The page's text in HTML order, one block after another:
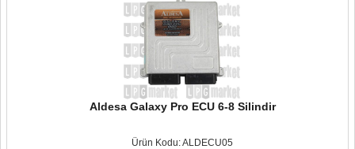
Aldesa Galaxy Pro ECU 6-8 Silindir
Ürün Kodu: ALDECU05